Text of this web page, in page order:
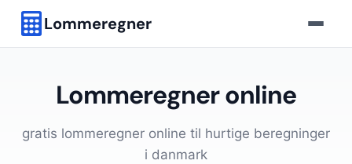
Lommeregner
Lommeregner online
gratis lommeregner online til hurtige beregninger
i danmark